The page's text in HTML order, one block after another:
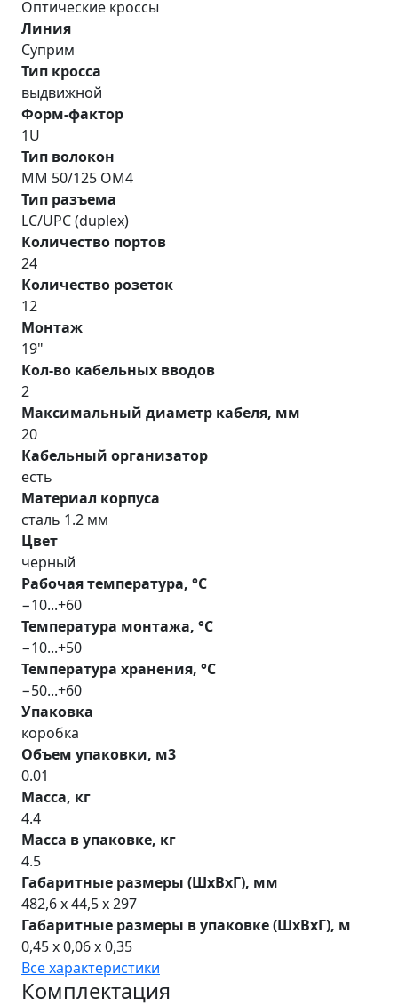
Оптические кроссы
Линия
Суприм
Тип кросса
выдвижной
Форм-фактор
1U
Тип волокон
MM 50/125 OM4
Тип разъема
LC/UPC (duplex)
Количество портов
24
Количество розеток
12
Монтаж
19"
Кол-во кабельных вводов
2
Максимальный диаметр кабеля, мм
20
Кабельный организатор
есть
Материал корпуса
сталь 1.2 мм
Цвет
черный
Рабочая температура, °С
−10...+60
Температура монтажа, °С
−10...+50
Температура хранения, °С
−50...+60
Упаковка
коробка
Объем упаковки, м3
0.01
Масса, кг
4.4
Масса в упаковке, кг
4.5
Габаритные размеры (ШхВхГ), мм
482,6 x 44,5 x 297
Габаритные размеры в упаковке (ШхВхГ), м
0,45 x 0,06 x 0,35
Все характеристики
Комплектация